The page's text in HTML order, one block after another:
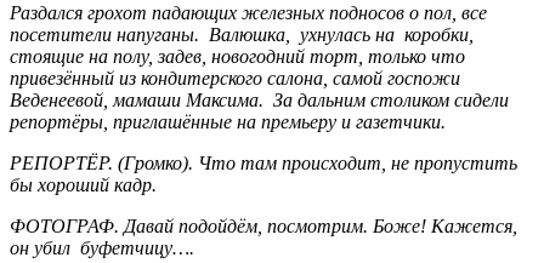
Раздался грохот падающих железных подносов о пол, все
посетители напуганы. Валюшка, ухнулась на коробки,
стоящие на полу, задев, новогодний торт, только что
привезённый из кондитерского салона, самой госпожи
Веденеевой, мамаши Максима. За дальним столиком сидели
репортёры, приглашённые на премьеру и газетчики.
РЕПОРТЁР. (Громко). Что там происходит, не пропустить
бы хороший кадр.
ФОТОГРАФ. Давай подойдём, посмотрим. Боже! Кажется,
он убил буфетчицу….